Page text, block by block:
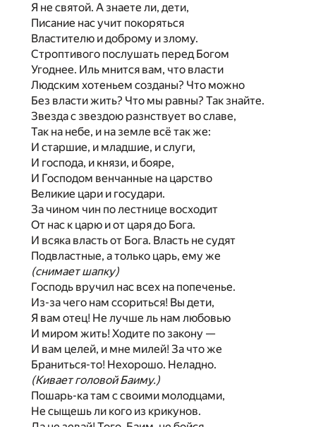
Я не святой. А знаете ли, дети,
Писание нас учит покоряться
Властителю и доброму и злому.
Строптивого послушать перед Богом
Угоднее. Иль мнится вам, что власти
Людским хотеньем созданы? Что можно
Без власти жить? Что мы равны? Так знайте.
Звезда с звездою разнствует во славе,
Так на небе, и на земле всё так же:
И старшие, и младшие, и слуги,
И господа, и князи, и бояре,
И Господом венчанные на царство
Великие цари и государи.
За чином чин по лестнице восходит
От нас к царю и от царя до Бога.
И всяка власть от Бога. Власть не судят
Подвластные, а только царь, ему же
(снимает шапку)
Господь вручил нас всех на попеченье.
Из-за чего нам ссориться! Вы дети,
Я вам отец! Не лучше ль нам любовью
И миром жить! Ходите по закону —
И вам целей, и мне милей! За что же
Браниться-то! Нехорошо. Неладно.
(Кивает головой Баиму.)
Пошарь-ка там с своими молодцами,
Не сыщешь ли кого из крикунов.